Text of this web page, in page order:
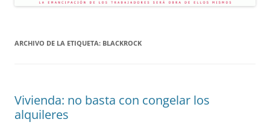
ARCHIVO DE LA ETIQUETA: BLACKROCK
Vivienda: no basta con congelar los
alquileres